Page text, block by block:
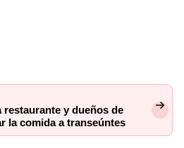
y dueños de
la comida a transeúntes